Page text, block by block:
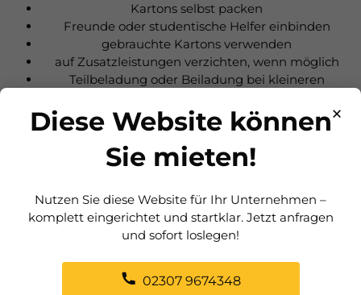
Kartons selbst packen
Freunde oder studentische Helfer einbinden
gebrauchte Kartons verwenden
auf Zusatzleistungen verzichten, wenn möglich
Teilbeladung oder Beiladung bei kleineren
Regionale Unterschiede
×
Diese Website können
Sie mieten!
Nutzen Sie diese Website für Ihr Unternehmen –
komplett eingerichtet und startklar. Jetzt anfragen
und sofort loslegen!
02307 9674348